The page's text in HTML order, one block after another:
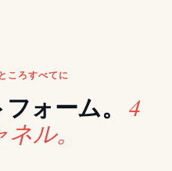
ころすべてに
フォーム。4
ル。